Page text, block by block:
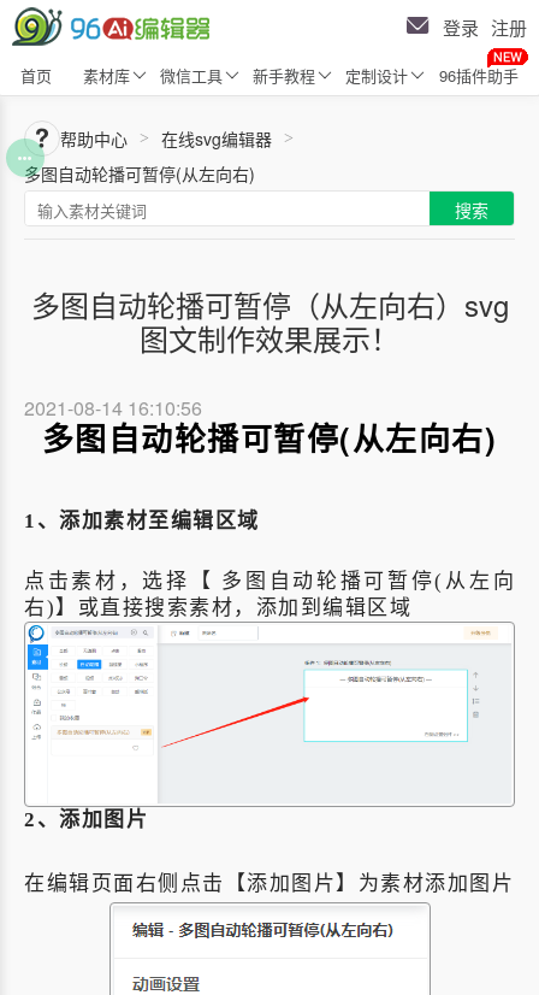
首页 素材库 微信工具 新手教程 定制设计 96插件助手
登录 注册
帮助中心 > 在线svg编辑器 >
多图自动轮播可暂停(从左向右)
搜索
多图自动轮播可暂停（从左向右）svg
图文制作效果展示！
2021-08-14 16:10:56
多图自动轮播可暂停(从左向右)
1、添加 素材至编辑区域
点击素材，选择【 多图自动轮播可暂停(从左向
右)】或直接搜索素材，添加到编辑区域
2、添加图片
在编辑页面右侧点击【添加图片】为素材添加图片